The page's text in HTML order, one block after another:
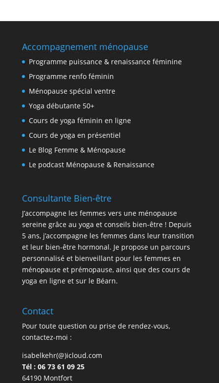
Accompagnement ménopause
Programme puissance & renaissance féminine
Programme renfo féminin
Ménopause spécial ventre
Yoga débutante 50+
Cours de yoga féminin en ligne
Cours de yoga en présentiel
Le Blog Femme & Ménopause
Le podcast Ménopause & Renaissance
Consultante Bien-être
J’accompagne les femmes vers une ménopause
sereine grâce au yoga et conseils bien-être ! Depuis
5 ans, j’accompagne les femmes dans leur transition
et leur bien-être hormonal. Je propose un parcours
personnalisé et bienveillant pour les femmes en
ménopause et prémopause, ainsi que des cours de
yoga en ligne et sur le Béarn.
Contact
Pour toute question ou prise de rendez-vous,
contactez-moi :
isabelkehr(@)icloud.com
Tél : 06 73 61 09 25
64190 Montfort